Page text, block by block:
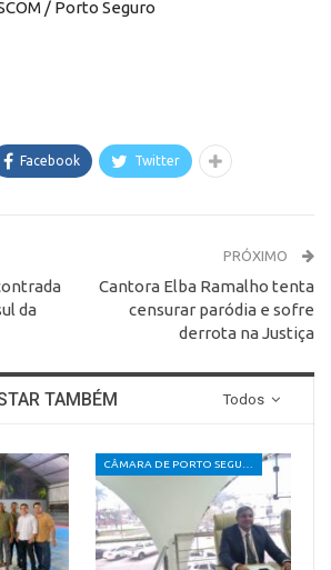
/ Porto Seguro
Facebook Twitter
da
PRÓXIMO
Cantora Elba Ramalho tenta
censurar paródia e sofre
derrota na Justiça
Todos
TAMBÉM